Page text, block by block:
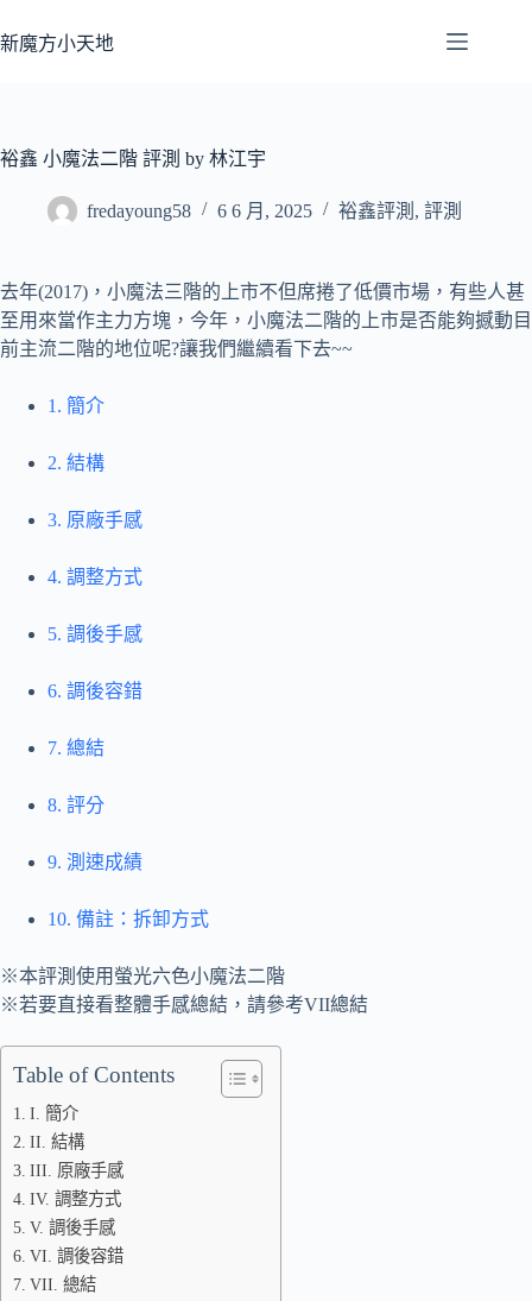
至
容
新魔方小天地
裕鑫 小魔法二階 評測 by 林江宇
fredayoung58 6 6 月, 2025 裕鑫評測 , 評測
去年(2017)，小魔法三階的上市不但席捲了低價市場，有些人甚
至用來當作主力方塊，今年，小魔法二階的上市是否能夠撼動目
前主流二階的地位呢?讓我們繼續看下去~~
1. 簡介
2. 結構
3. 原廠手感
4. 調整方式
5. 調後手感
6. 調後容錯
7. 總結
8. 評分
9. 測速成績
10. 備註：拆卸方式
※本評測使用螢光六色小魔法二階
※若要直接看整體手感總結，請參考VII總結
Table of Contents
I. 簡介
II. 結構
III. 原廠手感
IV. 調整方式
V. 調後手感
VI. 調後容錯
VII. 總結